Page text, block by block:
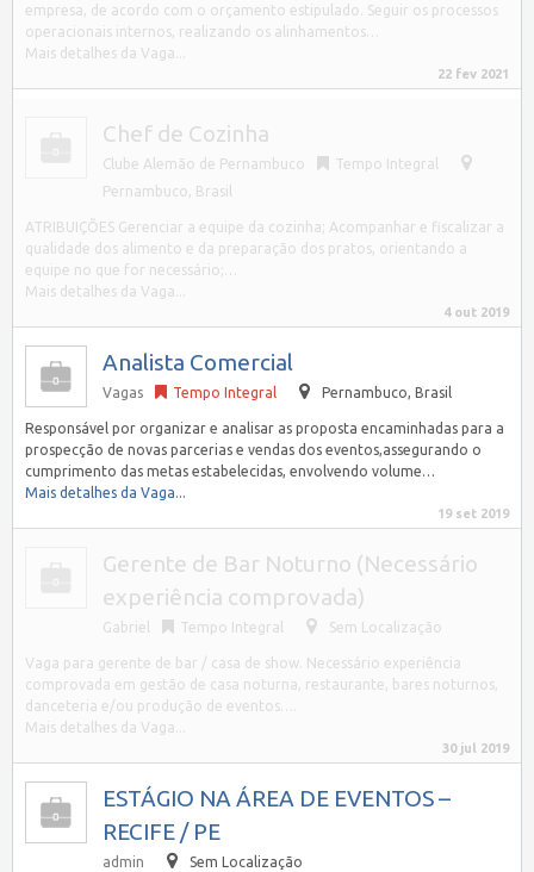
empresa, de acordo com o orçamento estipulado. Seguir os processos
operacionais internos, realizando os alinhamentos…
Mais detalhes da Vaga...
22 fev 2021
Chef de Cozinha
Clube Alemão de Pernambuco
Tempo Integral
Pernambuco
Brasil
ATRIBUIÇÕES Gerenciar a equipe da cozinha; Acompanhar e fiscalizar a
qualidade dos alimento e da preparação dos pratos, orientando a
equipe no que for necessário;…
Mais detalhes da Vaga...
4 out 2019
Analista Comercial
Vagas Tempo Integral Pernambuco Brasil
Responsável por organizar e analisar as proposta encaminhadas para a
prospecção de novas parcerias e vendas dos eventos,assegurando o
cumprimento das metas estabelecidas, envolvendo volume…
Mais detalhes da Vaga...
19 set 2019
Gerente de Bar Noturno (Necessário
experiência comprovada)
Gabriel Tempo Integral Sem Localização
Vaga para gerente de bar / casa de show. Necessário experiência
comprovada em gestão de casa noturna, restaurante, bares noturnos,
danceteria e/ou produção de eventos….
Mais detalhes da Vaga...
30 jul 2019
ESTÁGIO NA ÁREA DE EVENTOS –
RECIFE / PE
admin Sem Localização